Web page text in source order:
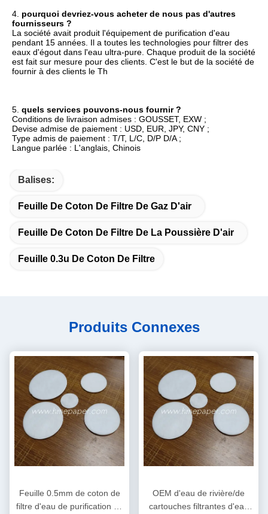
4. pourquoi devriez-vous acheter de nous pas d'autres
fournisseurs ?
La société avait produit l'équipement de purification d'eau
pendant 15 années. Il a toutes les technologies pour filtrer des
eaux d'égout dans l'eau ultra-pure. Chaque produit de la société
est fait sur mesure pour des clients. C'est le but de la société de
fournir à des clients le Th
5. quels services pouvons-nous fournir ?
Conditions de livraison admises : GOUSSET, EXW ;
Devise admise de paiement : USD, EUR, JPY, CNY ;
Type admis de paiement : T/T, L/C, D/P D/A ;
Langue parlée : L'anglais, Chinois
Balises:
Feuille De Coton De Filtre De Gaz D'air
Feuille De Coton De Filtre De La Poussière D'air
Feuille 0.3u De Coton De Filtre
Produits Connexes
Feuille 0.5mm de coton de
filtre d'eau de purification de
OEM d'eau de rivière/de
cartouches filtrantes d'eau